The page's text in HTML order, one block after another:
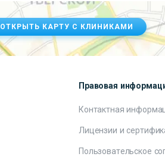
ОТКРЫТЬ КАРТУ С КЛИНИКАМИ
Правовая
Контактная
Лицензии и
Пользовательское